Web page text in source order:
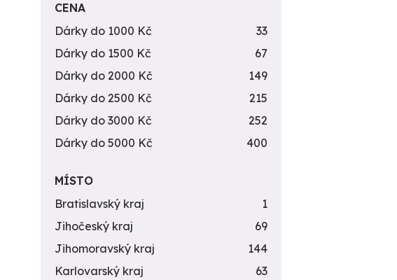
CENA
Dárky do 1000 Kč
33
Dárky do 1500 Kč
67
Dárky do 2000 Kč
149
Dárky do 2500 Kč
215
Dárky do 3000 Kč
252
Dárky do 5000 Kč
400
MÍSTO
Bratislavský kraj
1
Jihočeský kraj
69
Jihomoravský kraj
144
Karlovarský kraj
63